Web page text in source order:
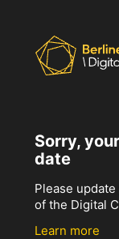
Sorry,
date
Please
of the Digital
Learn more